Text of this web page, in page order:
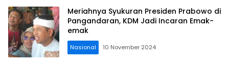
Meriahnya Syukuran Presiden Prabowo di
Pangandaran, KDM Jadi Incaran Emak-
emak
Nasional 10 November 2024